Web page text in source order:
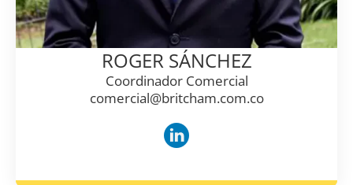
ROGER SÁNCHEZ
Coordinador Comercial
comercial@britcham.com.co